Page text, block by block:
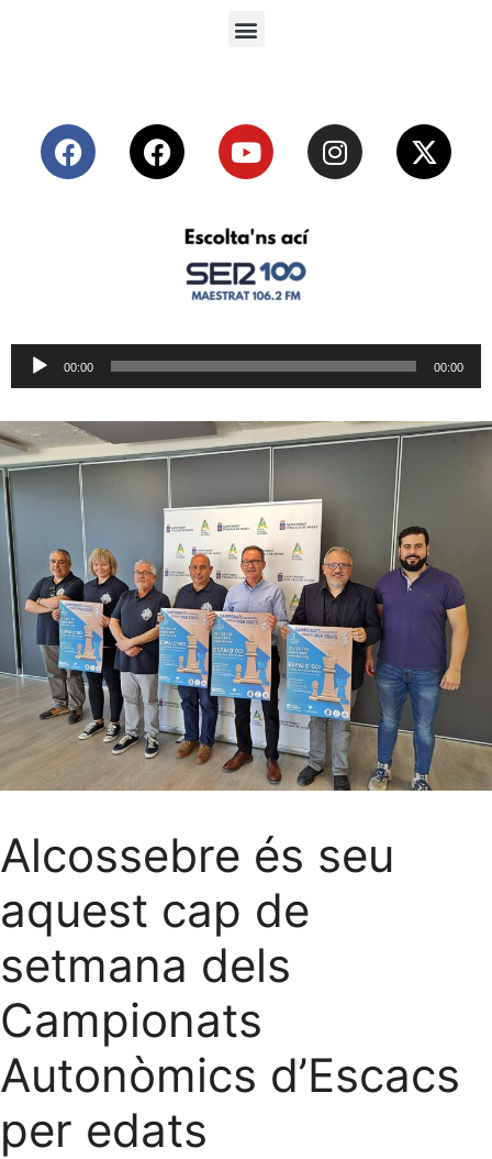
Reproductor
de
00:00 00:00
Alcossebre és seu
aquest cap de
setmana dels
Campionats
Autonòmics d’Escacs
per edats